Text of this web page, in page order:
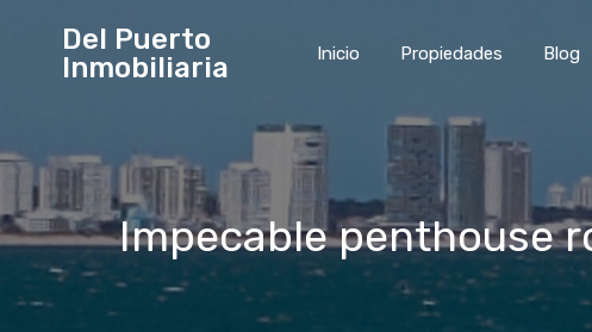
Del Puerto
Inmobiliaria
Inicio Propiedades Blog
Impecable penthouse